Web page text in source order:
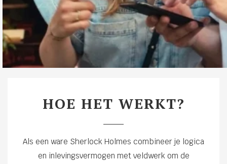
HOE HET WERKT?
Als een ware Sherlock Holmes combineer je logica
en inlevingsvermogen met veldwerk om de